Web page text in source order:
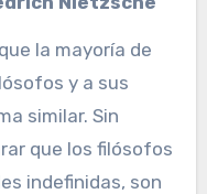
la mayoría de
y a sus
similar. Sin
que los filósofos
indefinidas, son